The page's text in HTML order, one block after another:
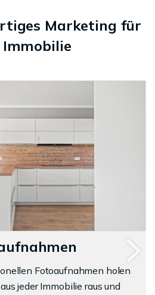
Marketing für
Immobilie
Fotoaufnahmen holen
jeder Immobilie raus und